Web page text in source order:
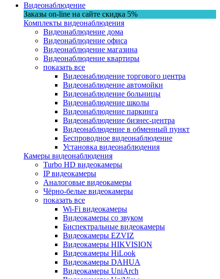
Видеонаблюдение
Заказы on-line на сaйте скидка 5%
Комплекты видеонаблюдения
Видеонаблюдение дома
Видеонаблюдение офиса
Видеонаблюдение магазина
Видеонаблюдение квартиры
показать все
Видеонаблюдение торгового центра
Видеонаблюдение автомойки
Видеонаблюдение больницы
Видеонаблюдение школы
Видеонаблюдение паркинга
Видеонаблюдение бизнес-центра
Видеонаблюдение в обменный пункт
Беспроводное видеонаблюдение
Установка видеонаблюдения
Камеры видеонаблюдения
Turbo HD видеокамеры
IP видеокамеры
Аналоговые видеокамеры
Чёрно-белые видеокамеры
показать все
Wi-Fi видеокамеры
Видеокамеры со звуком
Биспектральные видеокамеры
Видеокамеры EZVIZ
Видеокамеры HIKVISION
Видеокамеры HiLook
Видеокамеры DAHUA
Видеокамеры UniArch